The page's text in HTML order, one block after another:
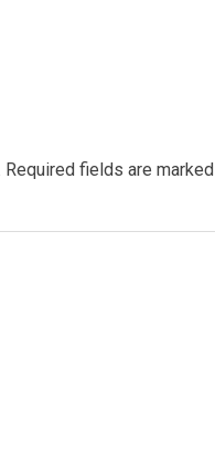
Required fields are marked